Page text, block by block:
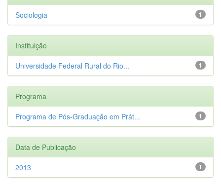
1
Sociologia
Instituição
1
Universidade Federal Rural do Rio...
Programa
1
Programa de Pós-Graduação em Prát...
Data de Publicação
1
2013